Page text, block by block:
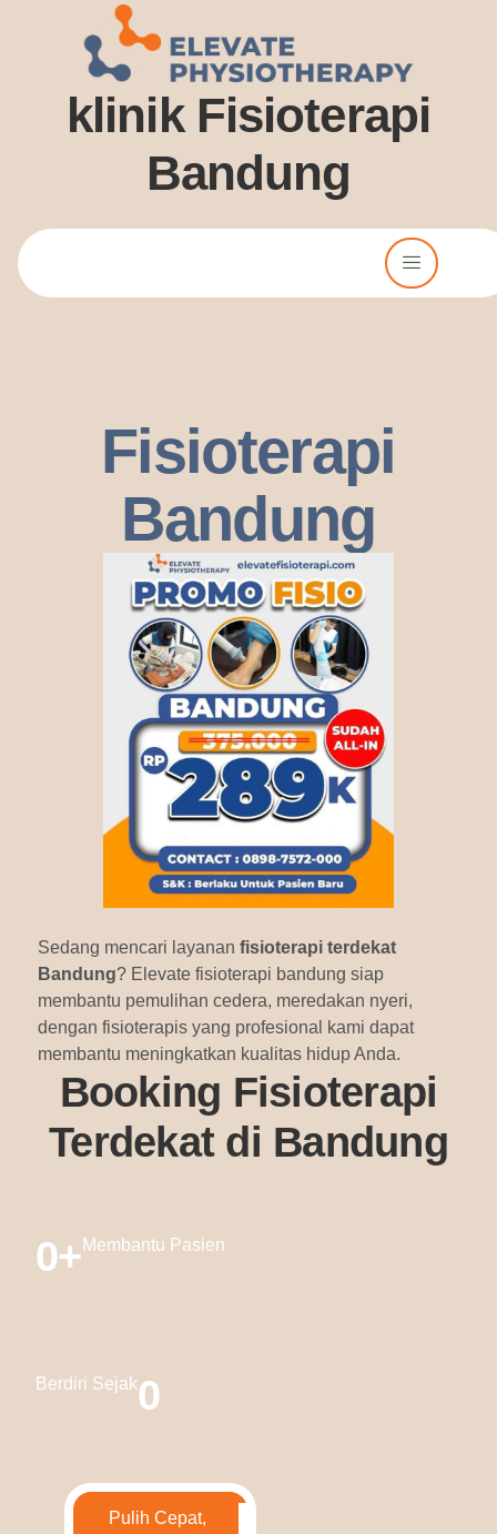
klinik Fisioterapi
Bandung
Fisioterapi
Bandung
Sedang mencari layanan fisioterapi terdekat
Bandung? Elevate fisioterapi bandung siap
membantu pemulihan cedera, meredakan nyeri,
dengan fisioterapis yang profesional kami dapat
membantu meningkatkan kualitas hidup Anda.
Booking Fisioterapi
Terdekat di Bandung
0+ Membantu Pasien
Berdiri Sejak0
Pulih Cepat,